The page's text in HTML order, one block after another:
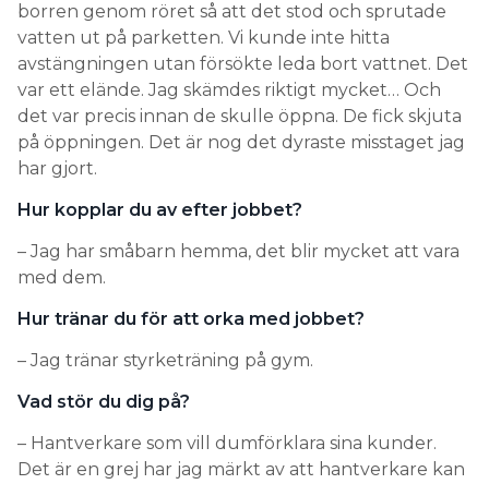
borren genom röret så att det stod och sprutade
vatten ut på parketten. Vi kunde inte hitta
avstängningen utan försökte leda bort vattnet. Det
var ett elände. Jag skämdes riktigt mycket… Och
det var precis innan de skulle öppna. De fick skjuta
på öppningen. Det är nog det dyraste misstaget jag
har gjort.
Hur kopplar du av efter jobbet?
– Jag har småbarn hemma, det blir mycket att vara
med dem.
Hur tränar du för att orka med jobbet?
– Jag tränar styrketräning på gym.
Vad stör du dig på?
– Hantverkare som vill dumförklara sina kunder.
Det är en grej har jag märkt av att hantverkare kan